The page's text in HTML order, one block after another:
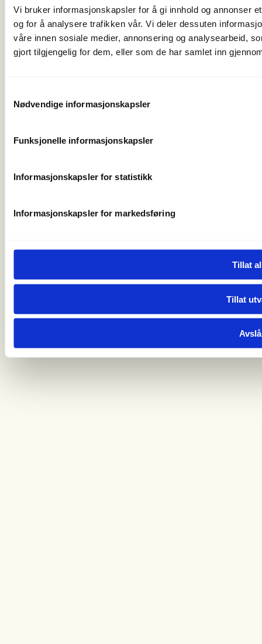
Vi bruker informasjonskapsler for å gi innhold og annonser
og for å analysere trafikken vår. Vi deler dessuten
våre innen sosiale medier, annonsering og analysearbeid,
gjort tilgjengelig for dem, eller som de har samlet inn
Nødvendige informasjonskapsler
Funksjonelle informasjonskapsler
Informasjonskapsler for statistikk
Informasjonskapsler for markedsføring
Tillat
Tillat
Avslå
Organisasjonsnummer 971 262 834
Medlemsorganisasjoner
For presse
Våre ansatte
Friluftlivets uke
Personvern og informasjonskapsler